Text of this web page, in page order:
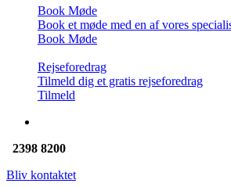
Book Møde
Book et møde med en af vores
Book Møde
Rejseforedrag
Tilmeld dig et gratis rejseforedrag
Tilmeld
2398 8200
Bliv kontaktet